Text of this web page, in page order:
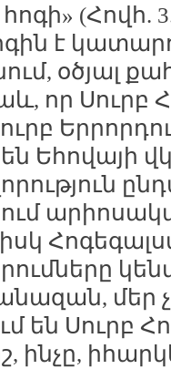
(Հովհ.
է
օծյալ
որ Սուրբ
են Եհովայի
իսկ
մեր
են Սուրբ
ինչը,